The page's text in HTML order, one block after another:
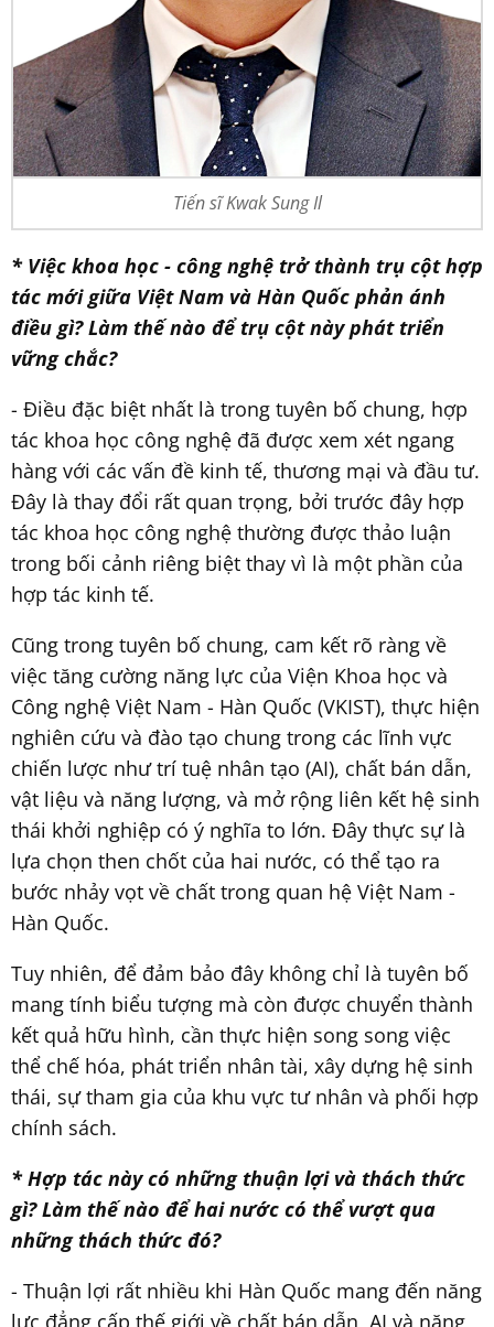
Tiến sĩ Kwak Sung Il
* Việc khoa học - công nghệ trở thành trụ cột hợp
tác mới giữa Việt Nam và Hàn Quốc phản ánh
điều gì? Làm thế nào để trụ cột này phát triển
vững chắc?
- Điều đặc biệt nhất là trong tuyên bố chung, hợp
tác khoa học công nghệ đã được xem xét ngang
hàng với các vấn đề kinh tế, thương mại và đầu tư.
Đây là thay đổi rất quan trọng, bởi trước đây hợp
tác khoa học công nghệ thường được thảo luận
trong bối cảnh riêng biệt thay vì là một phần của
hợp tác kinh tế.
Cũng trong tuyên bố chung, cam kết rõ ràng về
việc tăng cường năng lực của Viện Khoa học và
Công nghệ Việt Nam - Hàn Quốc (VKIST), thực hiện
nghiên cứu và đào tạo chung trong các lĩnh vực
chiến lược như trí tuệ nhân tạo (AI), chất bán dẫn,
vật liệu và năng lượng, và mở rộng liên kết hệ sinh
thái khởi nghiệp có ý nghĩa to lớn. Đây thực sự là
lựa chọn then chốt của hai nước, có thể tạo ra
bước nhảy vọt về chất trong quan hệ Việt Nam -
Hàn Quốc.
Tuy nhiên, để đảm bảo đây không chỉ là tuyên bố
mang tính biểu tượng mà còn được chuyển thành
kết quả hữu hình, cần thực hiện song song việc
thể chế hóa, phát triển nhân tài, xây dựng hệ sinh
thái, sự tham gia của khu vực tư nhân và phối hợp
chính sách.
* Hợp tác này có những thuận lợi và thách thức
gì? Làm thế nào để hai nước có thể vượt qua
những thách thức đó?
- Thuận lợi rất nhiều khi Hàn Quốc mang đến năng
lực đẳng cấp thế giới về chất bán dẫn, AI và năng